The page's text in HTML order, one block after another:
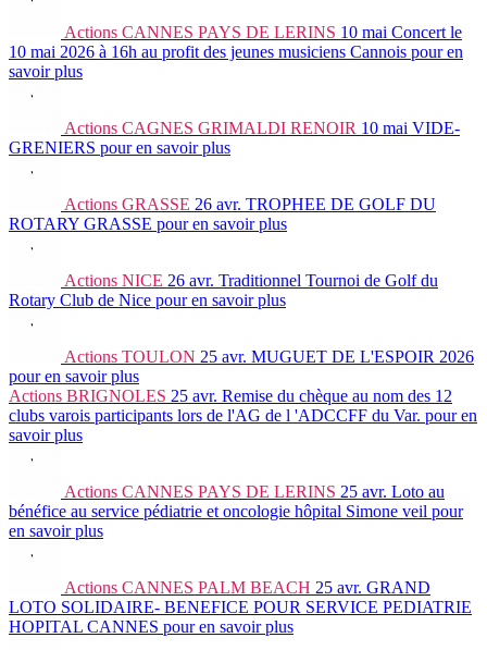
Actions CANNES PAYS DE LERINS 10 mai Concert le
10 mai 2026 à 16h au profit des jeunes musiciens Cannois pour en
savoir plus
Actions CAGNES GRIMALDI RENOIR 10 mai VIDE-
GRENIERS pour en savoir plus
Actions GRASSE 26 avr. TROPHEE DE GOLF DU
ROTARY GRASSE pour en savoir plus
Actions NICE 26 avr. Traditionnel Tournoi de Golf du
Rotary Club de Nice pour en savoir plus
Actions TOULON 25 avr. MUGUET DE L'ESPOIR 2026
pour en savoir plus
Actions BRIGNOLES 25 avr. Remise du chèque au nom des 12
clubs varois participants lors de l'AG de l 'ADCCFF du Var. pour en
savoir plus
Actions CANNES PAYS DE LERINS 25 avr. Loto au
bénéfice au service pédiatrie et oncologie hôpital Simone veil pour
en savoir plus
Actions CANNES PALM BEACH 25 avr. GRAND
LOTO SOLIDAIRE- BENEFICE POUR SERVICE PEDIATRIE
HOPITAL CANNES pour en savoir plus